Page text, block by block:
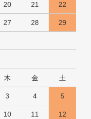
20 21 22
27 28 29
木 金 土
3 4 5
10 11 12